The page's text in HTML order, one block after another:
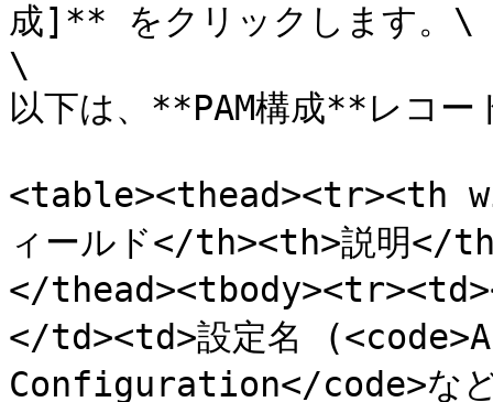
成]** をクリックします。\
\
以下は、**PAM構成**レコー
<table><thead><tr><th
ィールド</th><th>説明
</
</td><td>設定名
Configuration</code>